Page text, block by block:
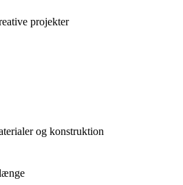
projekter
og konstruktion